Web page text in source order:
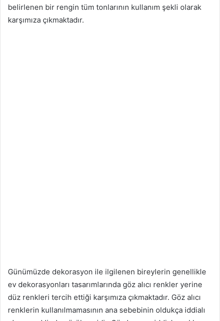
belirlenen bir rengin tüm tonlarının kullanım şekli olarak
karşımıza çıkmaktadır.
Günümüzde dekorasyon ile ilgilenen bireylerin genellikle
ev dekorasyonları tasarımlarında göz alıcı renkler yerine
düz renkleri tercih ettiği karşımıza çıkmaktadır. Göz alıcı
renklerin kullanılmamasının ana sebebinin oldukça iddialı